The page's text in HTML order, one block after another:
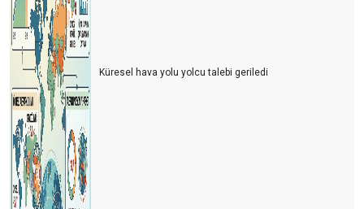
Küresel hava yolu yolcu talebi geriledi